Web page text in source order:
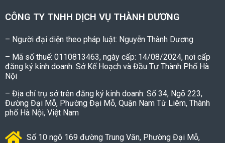
CÔNG TY TNHH DỊCH VỤ THÀNH DƯƠNG
– Người đại diện theo pháp luật: Nguyễn Thành Dương
– Mã số thuế: 0110813463, ngày cấp: 14/08/2024, nơi cấp
đăng ký kinh doanh: Sở Kế Hoạch và Đầu Tư Thành Phố Hà
Nội
– Địa chỉ trụ sở trên đăng ký kinh doanh: Số 34, Ngõ 223,
Đường Đại Mỗ, Phường Đại Mỗ, Quận Nam Từ Liêm, Thành
phố Hà Nội, Việt Nam
Số 10 ngõ 169 đường Trung Văn, Phường Đại Mỗ,